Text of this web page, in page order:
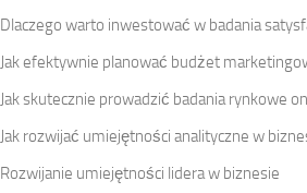
Dlaczego warto inwestować w badania
Jak efektywnie planować budżet
Jak skutecznie prowadzić badania rynkowe
Jak rozwijać umiejętności analityczne w
Rozwijanie umiejętności lidera w biznesie